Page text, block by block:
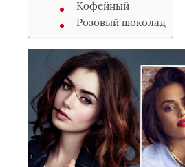
Кофейный
Розовый шоколад